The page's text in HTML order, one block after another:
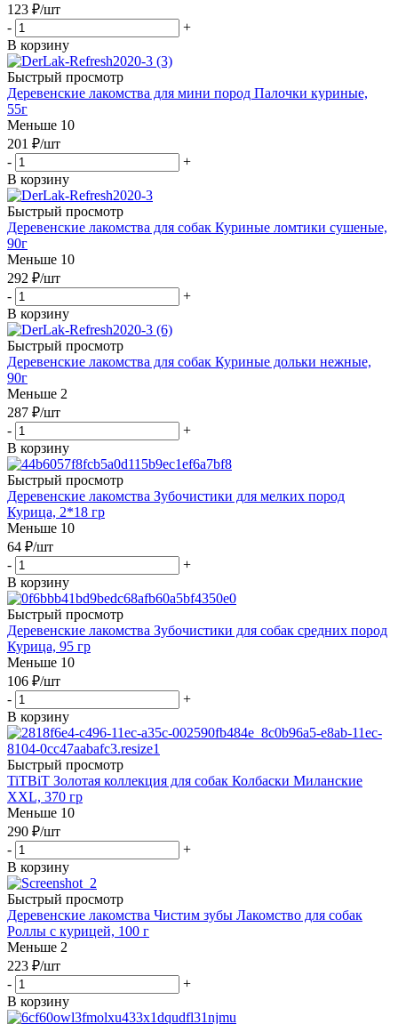
123 ₽/шт
-
+
В корзину
Быстрый просмотр
Деревенские лакомства для мини пород Палочки куриные,
55г
Меньше 10
201 ₽/шт
-
+
В корзину
Быстрый просмотр
Деревенские лакомства для собак Куриные ломтики сушеные,
90г
Меньше 10
292 ₽/шт
-
+
В корзину
Быстрый просмотр
Деревенские лакомства для собак Куриные дольки нежные,
90г
Меньше 2
287 ₽/шт
-
+
В корзину
Быстрый просмотр
Деревенские лакомства Зубочистики для мелких пород
Курица, 2*18 гр
Меньше 10
64 ₽/шт
-
+
В корзину
Быстрый просмотр
Деревенские лакомства Зубочистики для собак средних пород
Курица, 95 гр
Меньше 10
106 ₽/шт
-
+
В корзину
Быстрый просмотр
TiTBiT Золотая коллекция для собак Колбаски Миланские
XXL, 370 гр
Меньше 10
290 ₽/шт
-
+
В корзину
Быстрый просмотр
Деревенские лакомства Чистим зубы Лакомство для собак
Роллы с курицей, 100 г
Меньше 2
223 ₽/шт
-
+
В корзину